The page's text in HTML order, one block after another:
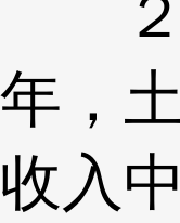
２
年，
收入